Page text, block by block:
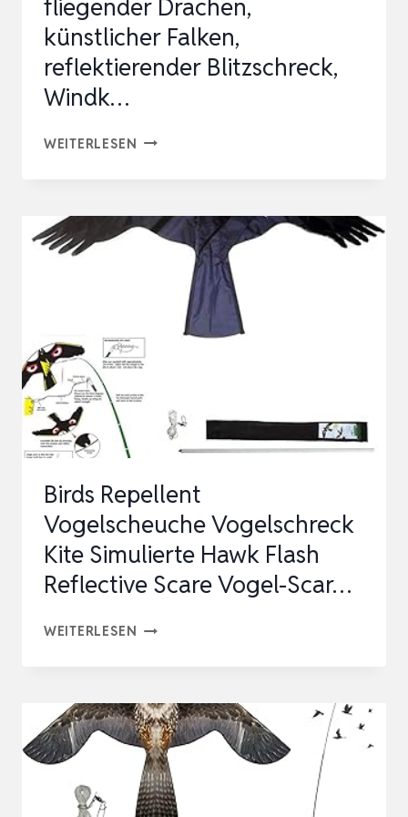
-
SCARE
-
WIE…
fliegender Drachen,
künstlicher Falken,
reflektierender Blitzschreck,
Windk…
WEITERLESEN YOMYRAY
DRACHEN,
KÜNSTLICHER
FALKEN,
REFLEKTIERENDER
BLITZSCHRECK,
WINDK…
Birds Repellent
Vogelscheuche Vogelschreck
Kite Simulierte Hawk Flash
Reflective Scare Vogel-Scar…
WEITERLESEN BIRDS
VOGELSCHRECK
KITE
SIMULIERTE
HAWK